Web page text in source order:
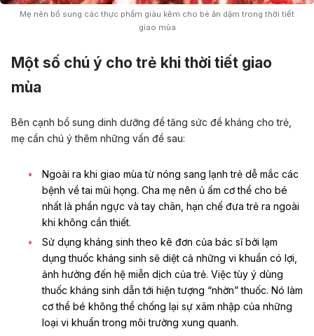
Mẹ nên bổ sung các thực phẩm giàu kẽm cho bé ăn dặm trong thời tiết
giao mùa
Một số chú ý cho trẻ khi thời tiết giao
mùa
Bên cạnh bổ sung dinh dưỡng để tăng sức đề kháng cho trẻ,
mẹ cần chú ý thêm những vấn đề sau:
Ngoài ra khi giao mùa từ nóng sang lạnh trẻ dễ mắc các
bệnh về tai mũi họng. Cha mẹ nên ủ ấm cơ thể cho bé
nhất là phần ngực và tay chân, hạn chế đưa trẻ ra ngoài
khi không cần thiết.
Sử dụng kháng sinh theo kê đơn của bác sĩ bởi lạm
dụng thuốc kháng sinh sẽ diệt cả những vi khuẩn có lợi,
ảnh hưởng đến hệ miễn dịch của trẻ. Việc tùy ý dùng
thuốc kháng sinh dẫn tới hiện tượng “nhờn” thuốc. Nó làm
cơ thể bé không thể chống lại sự xâm nhập của những
loại vi khuẩn trong môi trường xung quanh.